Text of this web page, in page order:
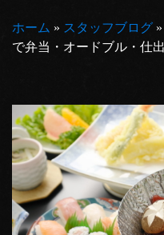
ホーム » スタッフブログ »
で弁当・オードブル・仕